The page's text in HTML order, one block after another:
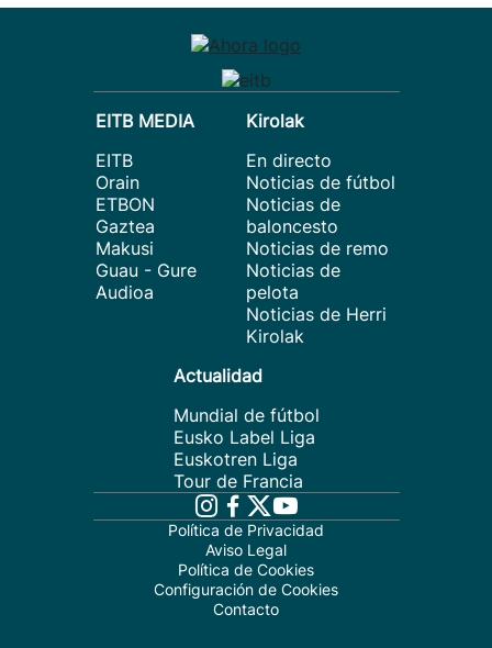
EITB MEDIA
EITB
Orain
ETBON
Gaztea
Makusi
Guau - Gure
Audioa
Kirolak
En directo
Noticias de fútbol
Noticias de
baloncesto
Noticias de remo
Noticias de
pelota
Noticias de Herri
Kirolak
Actualidad
Mundial de fútbol
Eusko Label Liga
Euskotren Liga
Tour de Francia
Política de Privacidad
Aviso Legal
Política de Cookies
Configuración de Cookies
Contacto